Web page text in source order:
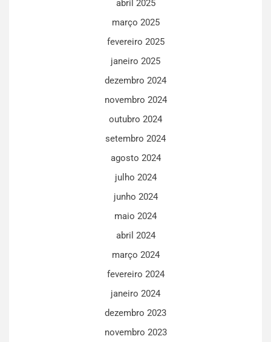
abril 2025
março 2025
fevereiro 2025
janeiro 2025
dezembro 2024
novembro 2024
outubro 2024
setembro 2024
agosto 2024
julho 2024
junho 2024
maio 2024
abril 2024
março 2024
fevereiro 2024
janeiro 2024
dezembro 2023
novembro 2023